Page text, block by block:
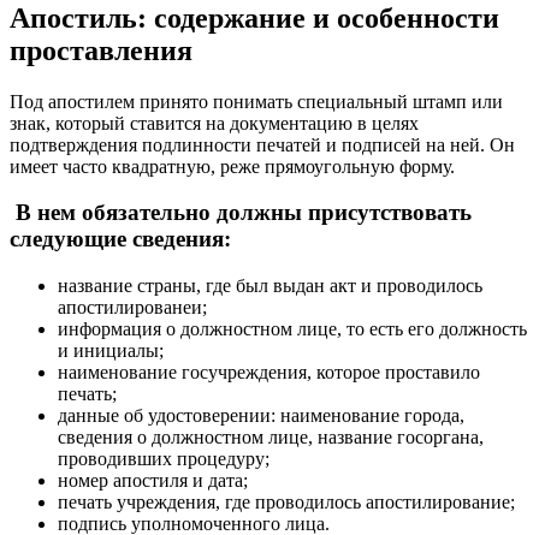
Апостиль: содержание и особенности
проставления
Под апостилем принято понимать специальный штамп или
знак, который ставится на документацию в целях
подтверждения подлинности печатей и подписей на ней. Он
имеет часто квадратную, реже прямоугольную форму.
В нем обязательно должны присутствовать
следующие сведения:
название страны, где был выдан акт и проводилось
апостилированеи;
информация о должностном лице, то есть его должность
и инициалы;
наименование госучреждения, которое проставило
печать;
данные об удостоверении: наименование города,
сведения о должностном лице, название госоргана,
проводивших процедуру;
номер апостиля и дата;
печать учреждения, где проводилось апостилирование;
подпись уполномоченного лица.